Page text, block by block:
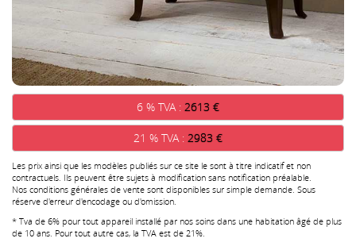
6 % TVA : 2613 €
21 % TVA : 2983 €
Les prix ainsi que les modèles publiés sur ce site le sont à titre indicatif et non
contractuels. Ils peuvent être sujets à modification sans notification préalable.
Nos conditions générales de vente sont disponibles sur simple demande. Sous
réserve d'erreur d'encodage ou d'omission.
* Tva de 6% pour tout appareil installé par nos soins dans une habitation âgé de plus
de 10 ans. Pour tout autre cas, la TVA est de 21%.